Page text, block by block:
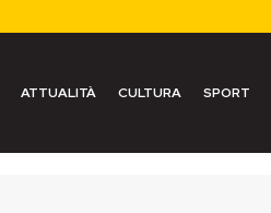
ATTUALITÀ CULTURA SPORT